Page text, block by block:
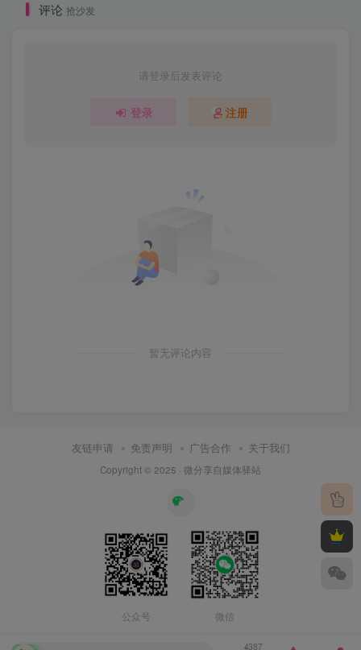
评论 抢沙发
请登录后发表评论
登录 注册
暂无评论内容
友链申请 免责声明 广告合作 关于我们
Copyright © 2025 · 微分享自媒体驿站
公众号 微信
4387